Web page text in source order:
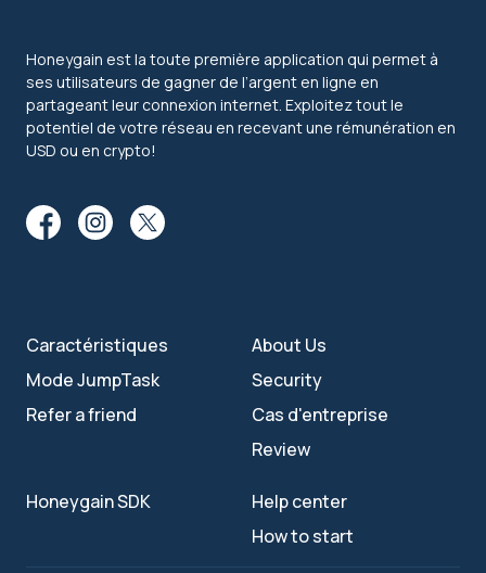
Honeygain est la toute première application qui permet à
ses utilisateurs de gagner de l’argent en ligne en
partageant leur connexion internet. Exploitez tout le
potentiel de votre réseau en recevant une rémunération en
USD ou en crypto!
Caractéristiques
Mode JumpTask
Refer a friend
About Us
Security
Cas d'entreprise
Review
Honeygain SDK
Help center
How to start